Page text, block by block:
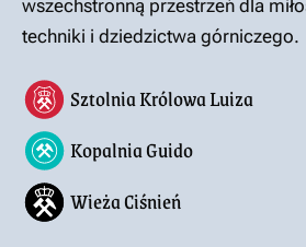
wszechstronną przestrzeń dla
techniki i dziedzictwa górniczego.
Sztolnia Królowa Luiza
Kopalnia Guido
Wieża Ciśnień